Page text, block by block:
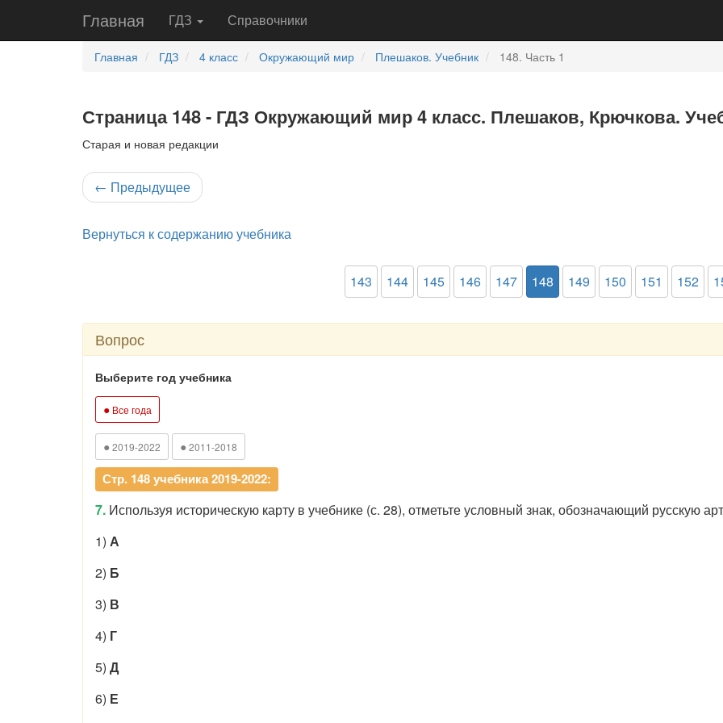
Главная ГДЗ Справочники
Главная ГДЗ 4 класс Окружающий мир Плешаков. Учебник 148. Часть 1
Страница 148 - ГДЗ Окружающий мир 4 класс. Плешаков, Крючкова.
Старая и новая редакции
← Предыдущее
Вернуться к содержанию учебника
143 144 145 146 147 148 149 150 151 152
Вопрос
Выберите год учебника
● Все года
● 2019-2022 ● 2011-2018
Стр. 148 учебника 2019-2022:
7. Используя историческую карту в учебнике (с. 28), отметьте условный знак, обозначающий русскую
1) А
2) Б
3) В
4) Г
5) Д
6) Е